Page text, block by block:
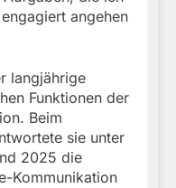
angehen
langjährige
Funktionen der
Beim
sie unter
2025 die
Kommunikation